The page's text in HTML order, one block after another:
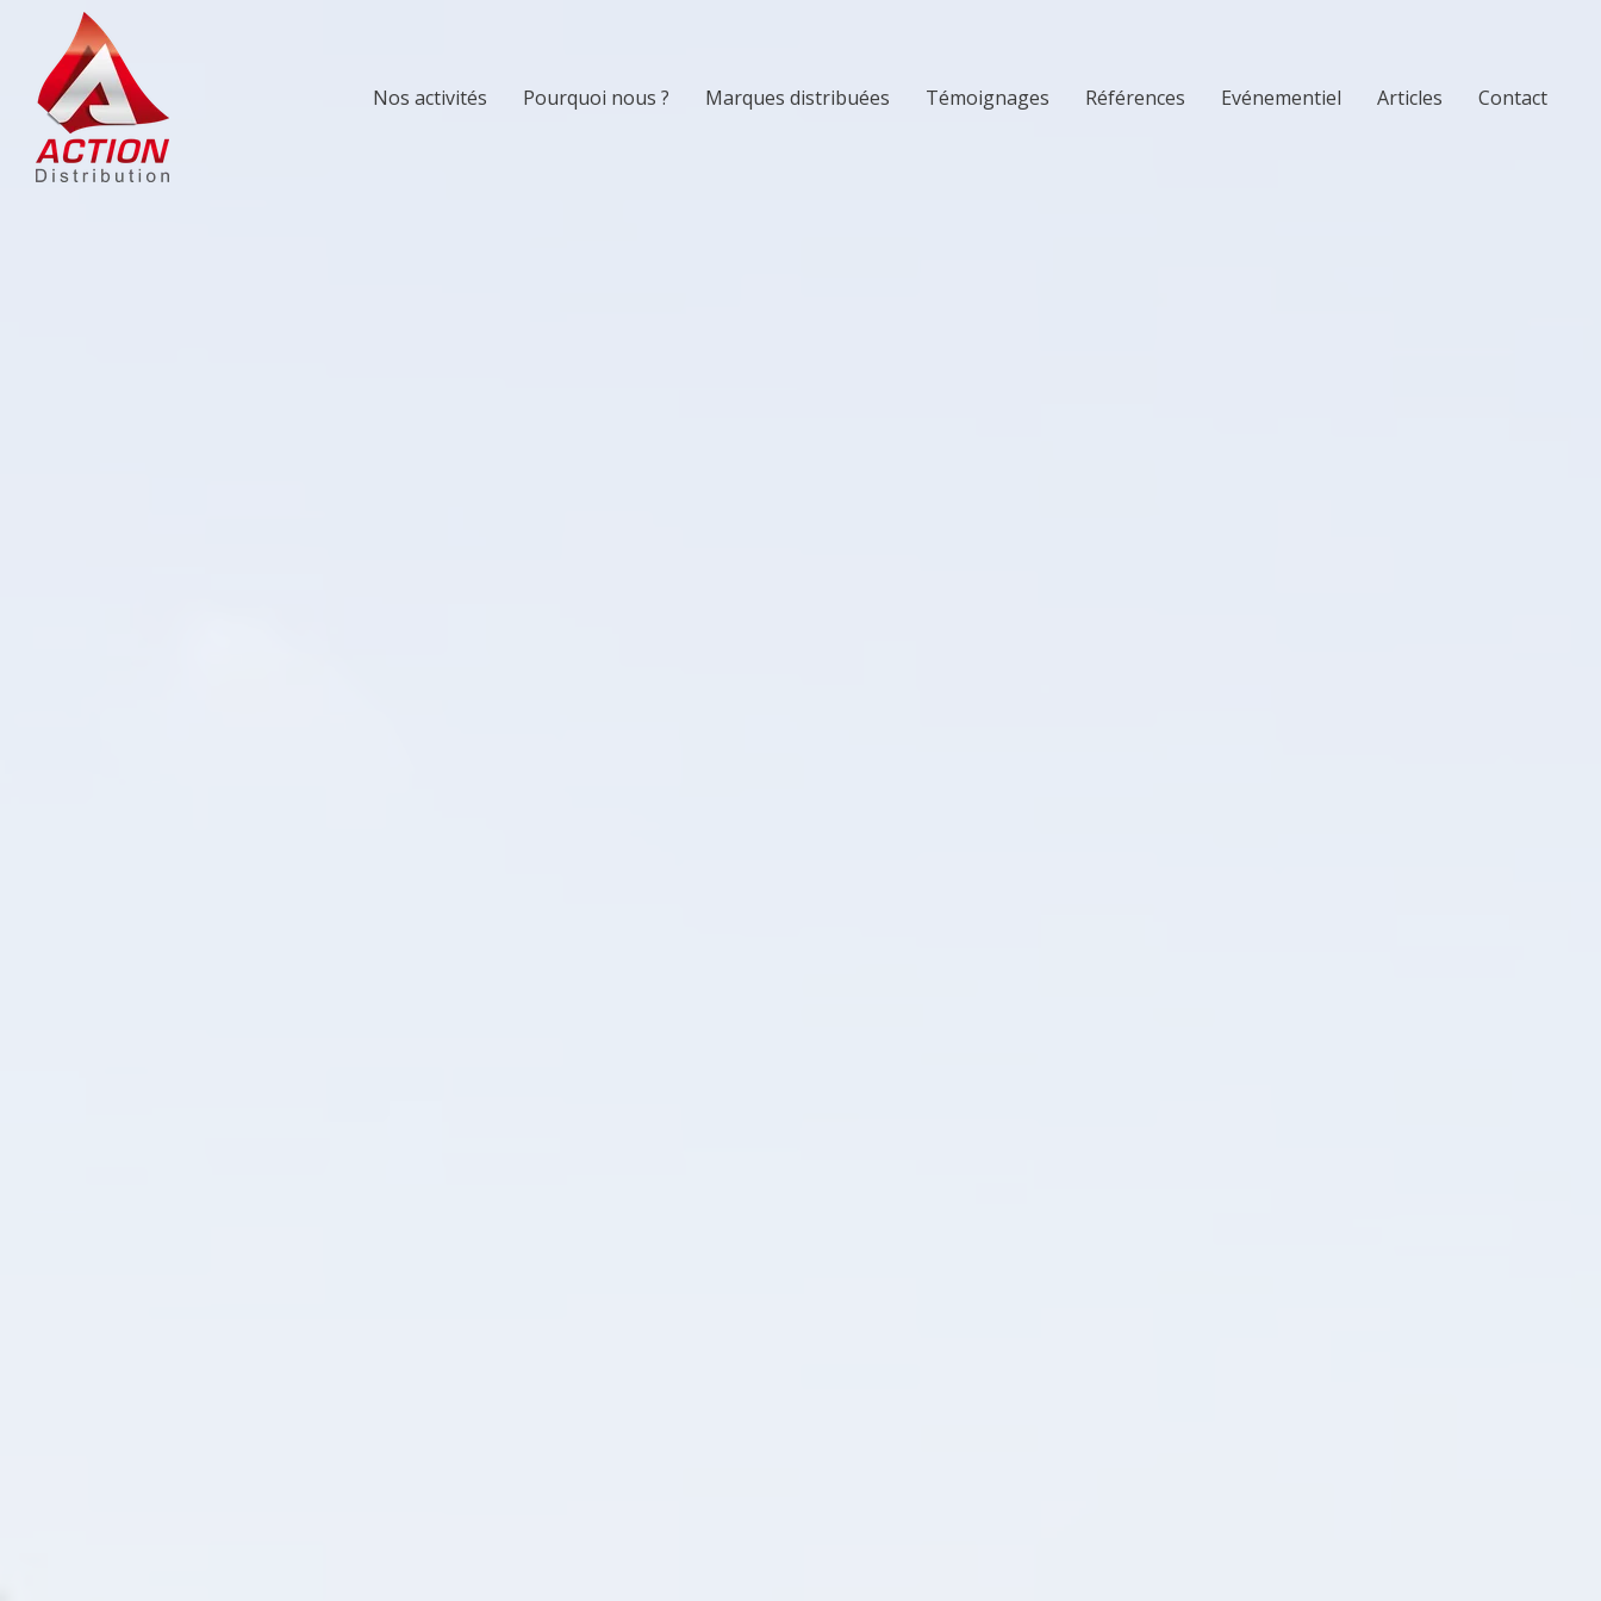
Nos activités Pourquoi nous ? Marques distribuées Témoignages Références Evénementiel Articles Contact